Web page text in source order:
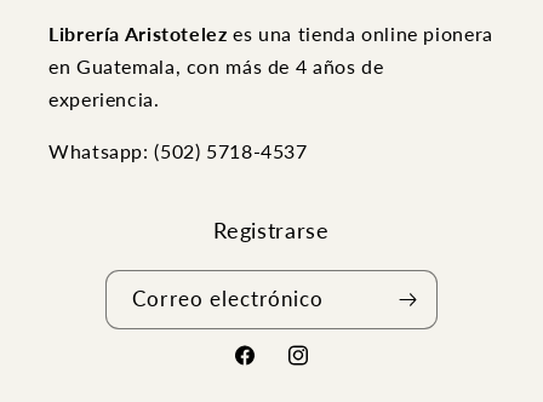
Librería Aristotelezes una tienda online pionera
en Guatemala, con más de 4 años de
experiencia.
Whatsapp: (502) ‭5718-4537
Registrarse
Correo electrónico
FacebookInstagram